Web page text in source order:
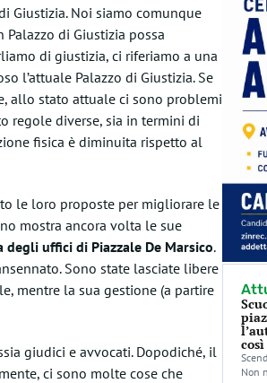
Giustizia. Noi siamo comunque
di Giustizia possa
di giustizia, ci riferiamo a una
l’attuale Palazzo di Giustizia. Se
allo stato attuale ci sono problemi
regole diverse, sia in termini di
fisica è diminuita rispetto al
le loro proposte per migliorare le
mostra ancora volta le sue
uffici di Piazzale De Marsico.
Sono state lasciate libere
mentre la sua gestione (a partire
giudici e avvocati. Dopodiché, il
ci sono molte cose che
Non